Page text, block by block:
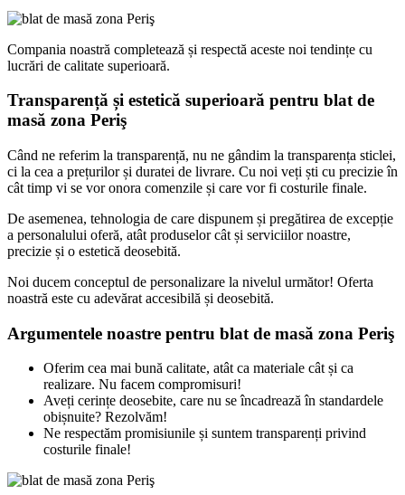
Compania noastră completează și respectă aceste noi tendințe cu
lucrări de calitate superioară.
Transparență și estetică superioară pentru blat de
masă zona Periş
Când ne referim la transparență, nu ne gândim la transparența sticlei,
ci la cea a prețurilor și duratei de livrare. Cu noi veți ști cu precizie în
cât timp vi se vor onora comenzile și care vor fi costurile finale.
De asemenea, tehnologia de care dispunem și pregătirea de excepție
a personalului oferă, atât produselor cât și serviciilor noastre,
precizie și o estetică deosebită.
Noi ducem conceptul de personalizare la nivelul următor! Oferta
noastră este cu adevărat accesibilă și deosebită.
Argumentele noastre pentru blat de masă zona Periş
Oferim cea mai bună calitate, atât ca materiale cât și ca
realizare. Nu facem compromisuri!
Aveți cerințe deosebite, care nu se încadrează în standardele
obișnuite? Rezolvăm!
Ne respectăm promisiunile și suntem transparenți privind
costurile finale!